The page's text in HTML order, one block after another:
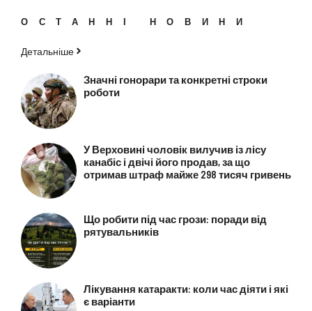
ОСТАННІ НОВИНИ
Детальніше
Значні гонорари та конкретні строки
роботи
У Верховині чоловік вилучив із лісу
канабіс і двічі його продав, за що
отримав штраф майже 298 тисяч гривень
Що робити під час грози: поради від
рятувальників
Лікування катаракти: коли час діяти і які
є варіанти